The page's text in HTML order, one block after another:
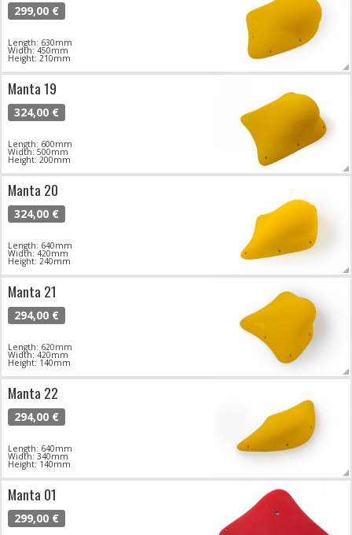
299,00 €
Length: 630mm
Width: 450mm
Height: 210mm
Manta 19
324,00 €
Length: 600mm
Width: 500mm
Height: 200mm
Manta 20
324,00 €
Length: 640mm
Width: 420mm
Height: 240mm
Manta 21
294,00 €
Length: 620mm
Width: 420mm
Height: 140mm
Manta 22
294,00 €
Length: 640mm
Width: 340mm
Height: 140mm
Manta 01
299,00 €